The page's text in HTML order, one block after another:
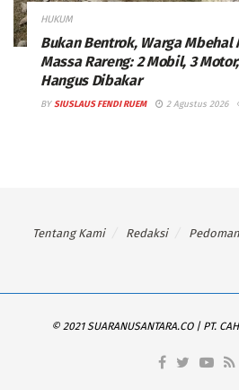
HUKUM
Bukan Bentrok, Warga Mbehal
Massa Rareng: 2 Mobil, 3
Hangus Dibakar
BY SIUSLAUS FENDI RUEM 2 Agustus 2026
Tentang Kami Redaksi
© 2021 SUARANUSANTARA.CO | PT.